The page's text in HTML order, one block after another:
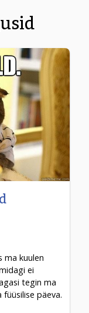
ma kuulen
ei
tegin ma
päeva.